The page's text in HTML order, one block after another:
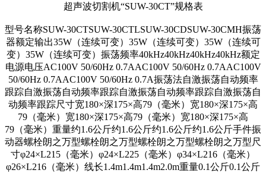
超声波切割机“SUW-30CT”规格表
型号名称SUW-30CTSUW-30CTLSUW-30CDSUW-30CMH振荡
器额定输出35W（连续可变）35W（连续可变）35W（连续可
变）35W（连续可变）振荡频率40kHz40kHz40kHz40kHz额定
电源电压AC100V 50/60Hz 0.7AAC100V 50/60Hz 0.7AAC100V
50/60Hz 0.7AAC100V 50/60Hz 0.7A振荡法自激振荡自动频率
跟踪自激振荡自动频率跟踪自激振荡自动频率跟踪自激振荡自
动频率跟踪尺寸宽180×深175×高79（毫米）宽180×深175×高
79（毫米）宽180×深175×高79（毫米）宽180×深175×高
79（毫米）重量约1.6公斤约1.6公斤约1.6公斤约1.6公斤手件振
动器螺栓朗之万型螺栓朗之万型螺栓朗之万型螺栓朗之万型尺
寸φ24×L215（毫米）φ24×L225（毫米）φ34×L216（毫米）
φ26×L216（毫米）线长1.4m1.4m1.4m2.0m重量0.1公斤0.1公斤